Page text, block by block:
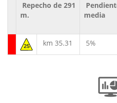
Repecho de 291
m.
media
25 km 35.31 5%